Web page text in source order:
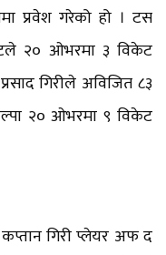
प्रवेश गरेको हो । टस
२० ओभरमा ३ विकेट
गिरीले अविजित ८३
२० ओभरमा ९ विकेट
कप्तान गिरी प्लेयर अफ द